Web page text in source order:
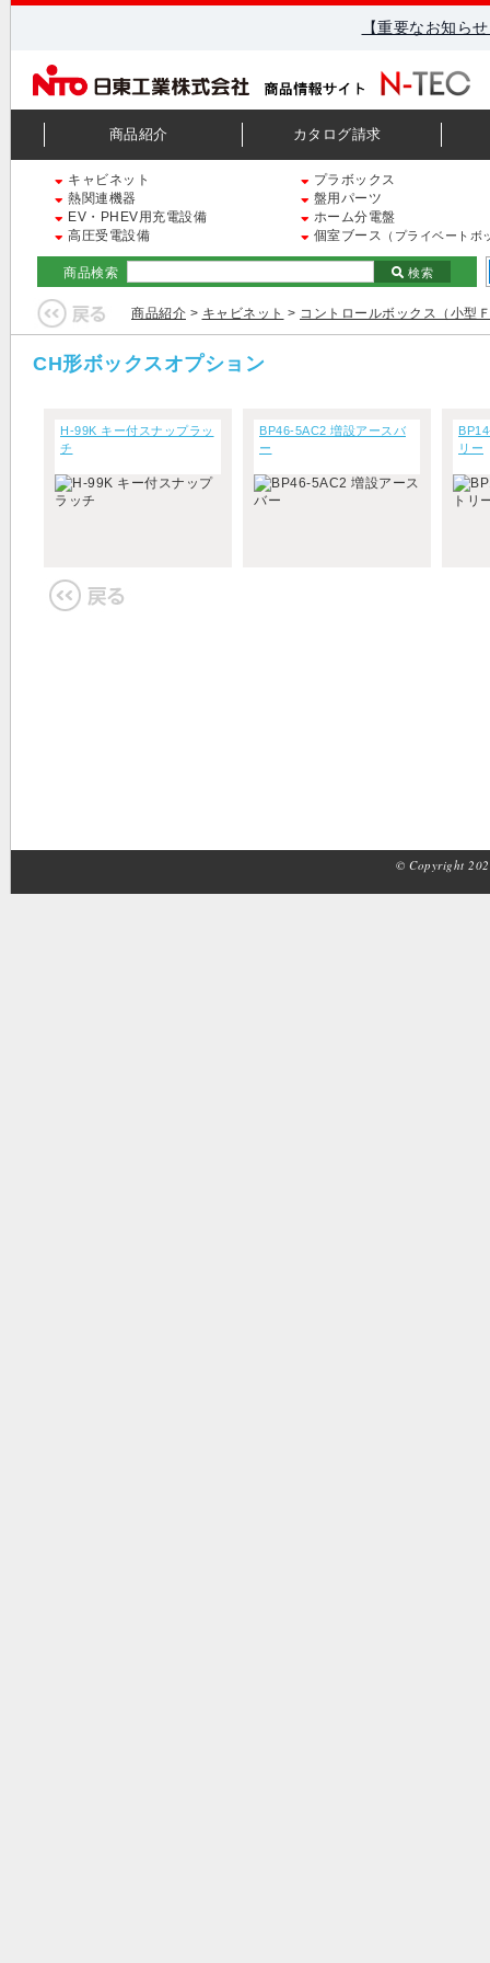
【重要なお知ら
商品紹介 カタログ請求
キャビネット
プラボックス
熱関連機器
盤用パーツ
EV・PHEV用充電設備
ホーム分電盤
高圧受電設備
個室ブース （プライベートボ
商品検索 検索
商品紹介 > キャビネット > コントロールボックス（小型
CH形ボックスオプション
H-99K キー付スナップラッ
チ
BP46-5AC2 増設アースバ
ー
リー
© Copyright